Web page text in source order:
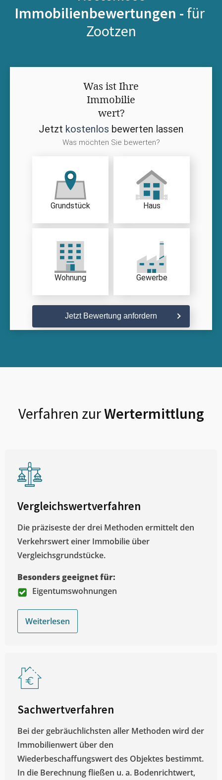
Immobilienbewertungen - für
Zootzen
Was ist Ihre
Immobilie
wert?
Jetzt kostenlos bewerten lassen
Was möchten Sie bewerten?
Grundstück Haus
Wohnung Gewerbe
Jetzt Bewertung anfordern
Verfahren zurWertermittlung
Vergleichswertverfahren
Die präziseste der drei Methoden ermittelt den
Verkehrswert einer Immobilie über
Vergleichsgrundstücke.
Besonders geeignet für:
Eigentumswohnungen
Weiterlesen
Sachwertverfahren
Bei der gebräuchlichsten aller Methoden wird der
Immobilienwert über den
Wiederbeschaffungswert des Objektes bestimmt.
In die Berechnung fließen u. a. Bodenrichtwert,